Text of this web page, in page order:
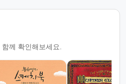
께 확인해보세요.